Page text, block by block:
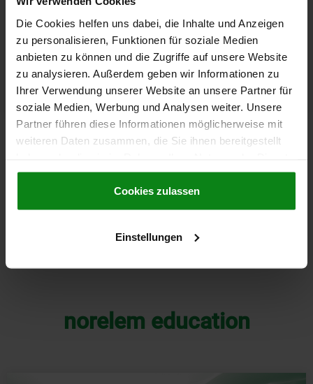
Die Cookies helfen uns dabei, die Inhalte und Anzeigen
zu personalisieren, Funktionen für soziale Medien
anbieten zu können und die Zugriffe auf unsere Website
zu analysieren. Außerdem geben wir Informationen zu
Ihrer Verwendung unserer Website an unsere Partner für
soziale Medien, Werbung und Analysen weiter. Unsere
Partner führen diese Informationen möglicherweise mit
weiteren Daten zusammen, die Sie ihnen bereitgestellt
gesammelt haben.Cookie Richtlinien
Datenschutz|AGB
Cookies zulassen
Einstellungen
Bleiben Sie immer informiert! In unserem Newsroom finden Sie alle
neuen Schulungsinhalten und Unterstützungsmöglichkeiten. Unser
Event-Kalender hält Sie zudem über nationale und internationale
norelem education